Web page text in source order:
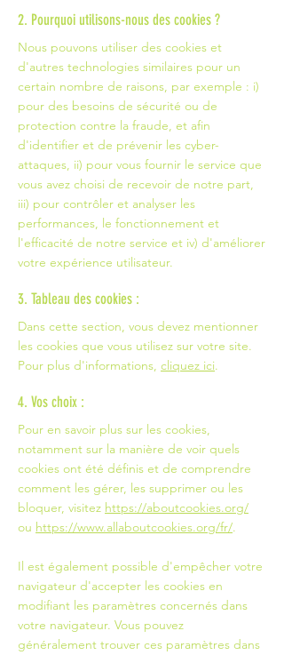
2. Pourquoi utilisons-nous des cookies ?
Nous pouvons utiliser des cookies et
d'autres technologies similaires pour un
certain nombre de raisons, par exemple : i)
pour des besoins de sécurité ou de
protection contre la fraude, et afin
d'identifier et de prévenir les cyber-
attaques, ii) pour vous fournir le service que
vous avez choisi de recevoir de notre part,
iii) pour contrôler et analyser les
performances, le fonctionnement et
l'efficacité de notre service et iv) d'améliorer
votre expérience utilisateur.
3. Tableau des cookies :
Dans cette section, vous devez mentionner
les cookies que vous utilisez sur votre site.
Pour plus d'informations, cliquez ici.
4. Vos choix :
Pour en savoir plus sur les cookies,
notamment sur la manière de voir quels
cookies ont été définis et de comprendre
comment les gérer, les supprimer ou les
bloquer, visitez https://aboutcookies.org/
ou https://www.allaboutcookies.org/fr/.
Il est également possible d'empêcher votre
navigateur d'accepter les cookies en
modifiant les paramètres concernés dans
votre navigateur. Vous pouvez
généralement trouver ces paramètres dans